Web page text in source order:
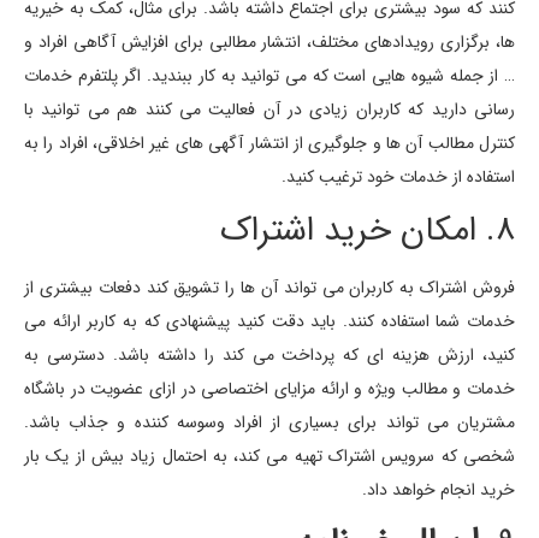
کنند که سود بیشتری برای اجتماع داشته باشد. برای مثال، کمک به خیریه
ها، برگزاری رویدادهای مختلف، انتشار مطالبی برای افزایش آگاهی افراد و
… از جمله شیوه هایی است که می توانید به کار ببندید. اگر پلتفرم خدمات
رسانی دارید که کاربران زیادی در آن فعالیت می کنند هم می توانید با
کنترل مطالب آن ها و جلوگیری از انتشار آگهی های غیر اخلاقی، افراد را به
استفاده از خدمات خود ترغیب کنید.
8. امکان خرید اشتراک
فروش اشتراک به کاربران می تواند آن ها را تشویق کند دفعات بیشتری از
خدمات شما استفاده کنند. باید دقت کنید پیشنهادی که به کاربر ارائه می
کنید، ارزش هزینه ای که پرداخت می کند را داشته باشد. دسترسی به
خدمات و مطالب ویژه و ارائه مزایای اختصاصی در ازای عضویت در باشگاه
مشتریان می تواند برای بسیاری از افراد وسوسه کننده و جذاب باشد.
شخصی که سرویس اشتراک تهیه می کند، به احتمال زیاد بیش از یک بار
خرید انجام خواهد داد.